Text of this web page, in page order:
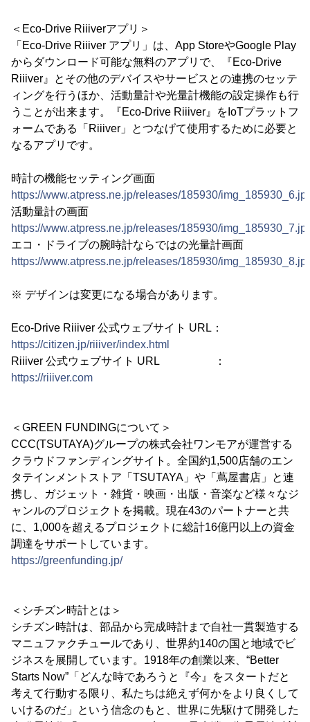
＜Eco-Drive Riiiverアプリ＞
「Eco-Drive Riiiver アプリ」は、App StoreやGoogle Play
からダウンロード可能な無料のアプリで、『Eco-Drive
Riiiver』とその他のデバイスやサービスとの連携のセッテ
ィングを行うほか、活動量計や光量計機能の設定操作も行
うことが出来ます。『Eco-Drive Riiiver』をIoTプラットフ
ォームである「Riiiver」とつなげて使用するために必要と
なるアプリです。
時計の機能セッティング画面
https://www.atpress.ne.jp/releases/185930/
活動量計の画面
https://www.atpress.ne.jp/releases/185930/
エコ・ドライブの腕時計ならではの光量計画面
https://www.atpress.ne.jp/releases/185930/
※ デザインは変更になる場合があります。
Eco-Drive Riiiver 公式ウェブサイト URL：
https://citizen.jp/riiiver/index.html
Riiiver 公式ウェブサイト URL ：
https://riiiver.com
＜GREEN FUNDINGについて＞
CCC(TSUTAYA)グループの株式会社ワンモアが運営する
クラウドファンディングサイト。全国約1,500店舗のエン
タテインメントストア「TSUTAYA」や「蔦屋書店」と連
携し、ガジェット・雑貨・映画・出版・音楽など様々なジ
ャンルのプロジェクトを掲載。現在43のパートナーと共
に、1,000を超えるプロジェクトに総計16億円以上の資金
調達をサポートしています。
https://greenfunding.jp/
＜シチズン時計とは＞
シチズン時計は、部品から完成時計まで自社一貫製造する
マニュファクチュールであり、世界約140の国と地域でビ
ジネスを展開しています。1918年の創業以来、“Better
Starts Now”「どんな時であろうと『今』をスタートだと
考えて行動する限り、私たちは絶えず何かをより良くして
いけるのだ」という信念のもと、世界に先駆けて開発した